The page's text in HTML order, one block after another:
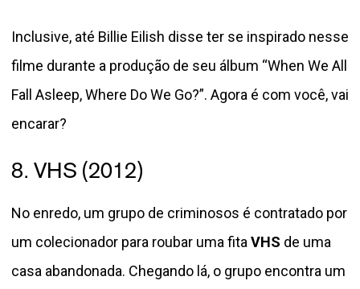
Inclusive, até Billie Eilish disse ter se inspirado nesse
filme durante a produção de seu álbum “When We All
Fall Asleep, Where Do We Go?”. Agora é com você, vai
encarar?
8. VHS (2012)
No enredo, um grupo de criminosos é contratado por
um colecionador para roubar uma fitaVHS de uma
casa abandonada. Chegando lá, o grupo encontra um